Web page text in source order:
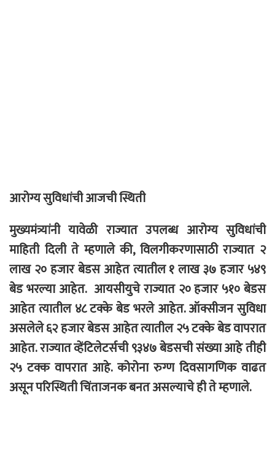
आरोग्य सुविधांची आजची स्थिती
मुख्यमंत्र्यांनी यावेळी राज्यात उपलब्ध आरोग्य सुविधांची
माहिती दिली ते म्हणाले की, विलगीकरणासाठी राज्यात २
लाख २० हजार बेडस आहेत त्यातील १ लाख ३७ हजार ५४९
बेड भरल्या आहेत. आयसीयुचे राज्यात २० हजार ५१० बेडस
आहेत त्यातील ४८ टक्के बेड भरले आहेत. ऑक्सीजन सुविधा
असलेले ६२ हजार बेडस आहेत त्यातील २५ टक्के बेड वापरात
आहेत. राज्यात व्हेंटिलेटर्सची ९३४७ बेडसची संख्या आहे तीही
२५ टक्क वापरात आहे. कोरोना रुग्ण दिवसागणिक वाढत
असून परिस्थिती चिंताजनक बनत असल्याचे ही ते म्हणाले.